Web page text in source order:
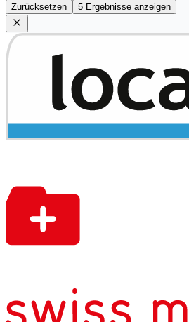
Zurücksetzen 5 Ergebnisse anzeigen